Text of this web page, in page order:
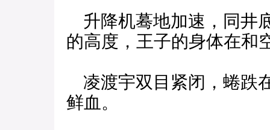
升降机蓦地加速，同井
的高度，王子的身体在和
凌渡宇双目紧闭，蜷跌
鲜血。